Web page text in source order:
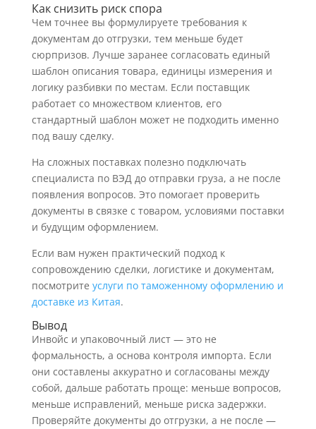
Как снизить риск спора
Чем точнее вы формулируете требования к
документам до отгрузки, тем меньше будет
сюрпризов. Лучше заранее согласовать единый
шаблон описания товара, единицы измерения и
логику разбивки по местам. Если поставщик
работает со множеством клиентов, его
стандартный шаблон может не подходить именно
под вашу сделку.
На сложных поставках полезно подключать
специалиста по ВЭД до отправки груза, а не после
появления вопросов. Это помогает проверить
документы в связке с товаром, условиями поставки
и будущим оформлением.
Если вам нужен практический подход к
сопровождению сделки, логистике и документам,
посмотрите услуги по таможенному оформлению и
доставке из Китая.
Вывод
Инвойс и упаковочный лист — это не
формальность, а основа контроля импорта. Если
они составлены аккуратно и согласованы между
собой, дальше работать проще: меньше вопросов,
меньше исправлений, меньше риска задержки.
Проверяйте документы до отгрузки, а не после —